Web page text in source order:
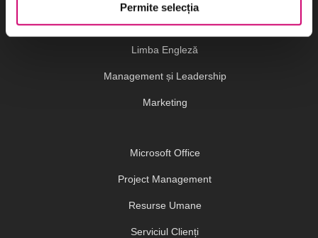
Permite selecția
Finanțe
Limba Engleză
Management și Leadership
Marketing
Microsoft Office
Project Management
Resurse Umane
Serviciul Clienți